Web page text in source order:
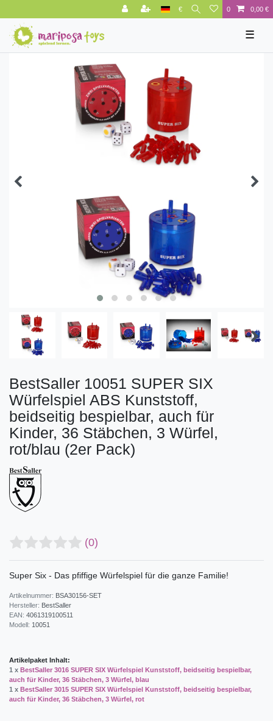
€ 0 0,00 €
☰
BestSaller 10051 SUPER SIX
Würfelspiel ABS Kunststoff,
beidseitig bespielbar, auch für
Kinder, 36 Stäbchen, 3 Würfel,
rot/blau (2er Pack)
(0)
Super Six - Das pfiffige Würfelspiel für die ganze Familie!
Artikelnummer: BSA30156-SET
Hersteller: BestSaller
EAN: 4061319100511
Modell: 10051
Artikelpaket Inhalt:
1 x BestSaller 3016 SUPER SIX Würfelspiel Kunststoff, beidseitig bespielbar,
auch für Kinder, 36 Stäbchen, 3 Würfel, blau
1 x BestSaller 3015 SUPER SIX Würfelspiel Kunststoff, beidseitig bespielbar,
auch für Kinder, 36 Stäbchen, 3 Würfel, rot